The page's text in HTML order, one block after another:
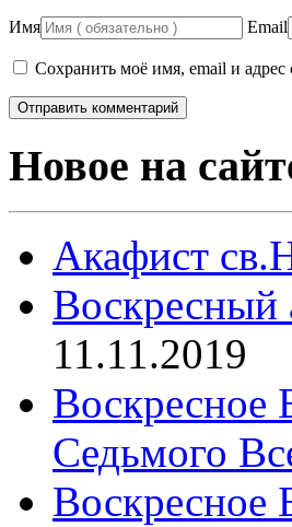
Имя Email
Сохранить моё имя, email и
Новое на
Акафист
Воскресный
11.11.2019
Воскресное
Седьмого
Воскресное